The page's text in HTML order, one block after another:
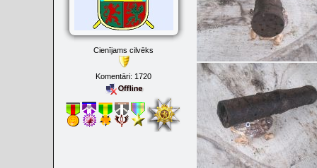
Cienījams cilvēks
Komentāri: 1720